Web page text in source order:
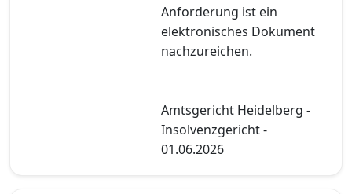
Anforderung ist ein
elektronisches Dokument
nachzureichen.
Amtsgericht Heidelberg -
Insolvenzgericht -
01.06.2026